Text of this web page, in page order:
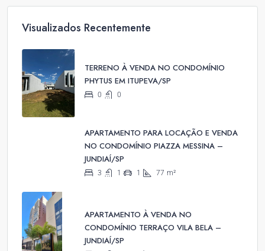
Visualizados Recentemente
TERRENO À VENDA NO CONDOMÍNIO
PHYTUS EM ITUPEVA/SP
0 0
APARTAMENTO PARA LOCAÇÃO E VENDA
NO CONDOMÍNIO PIAZZA MESSINA –
JUNDIAÍ/SP
3 1 1 77 m²
APARTAMENTO À VENDA NO
CONDOMÍNIO TERRAÇO VILA BELA –
JUNDIAÍ/SP